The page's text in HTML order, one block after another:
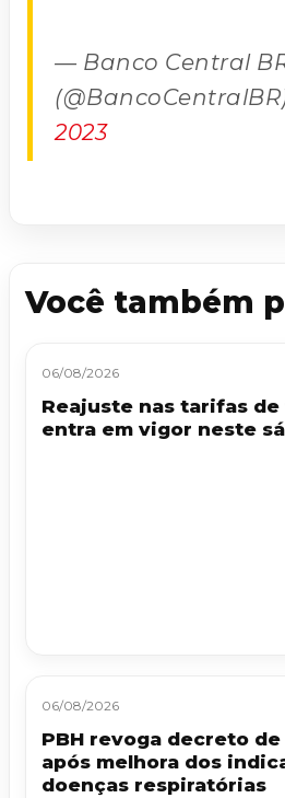
— Banco Central
2023
Você também
06/08/2026
Reajuste nas tarifas de
entra em vigor neste
06/08/2026
PBH revoga decreto
após melhora dos
doenças respiratórias